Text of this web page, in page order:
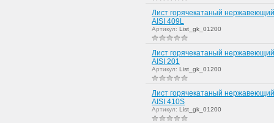
Лист горячекатаный
AISI 409L
Артикул: List_gk_01200
Лист горячекатаный
AISI 201
Артикул: List_gk_01200
Лист горячекатаный
AISI 410S
Артикул: List_gk_01200